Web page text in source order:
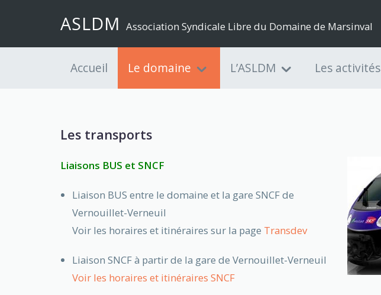
ASLDM Association Syndicale Libre du Domaine de Marsinval
Accueil Le domaine L’ASLDM Les activités
Les transports
Liaisons BUS et SNCF
Liaison BUS entre le domaine et la gare SNCF de
Vernouillet-Verneuil
Voir les horaires et itinéraires sur la page Transdev
Liaison SNCF à partir de la gare de Vernouillet-Verneuil
Voir les horaires et itinéraires SNCF